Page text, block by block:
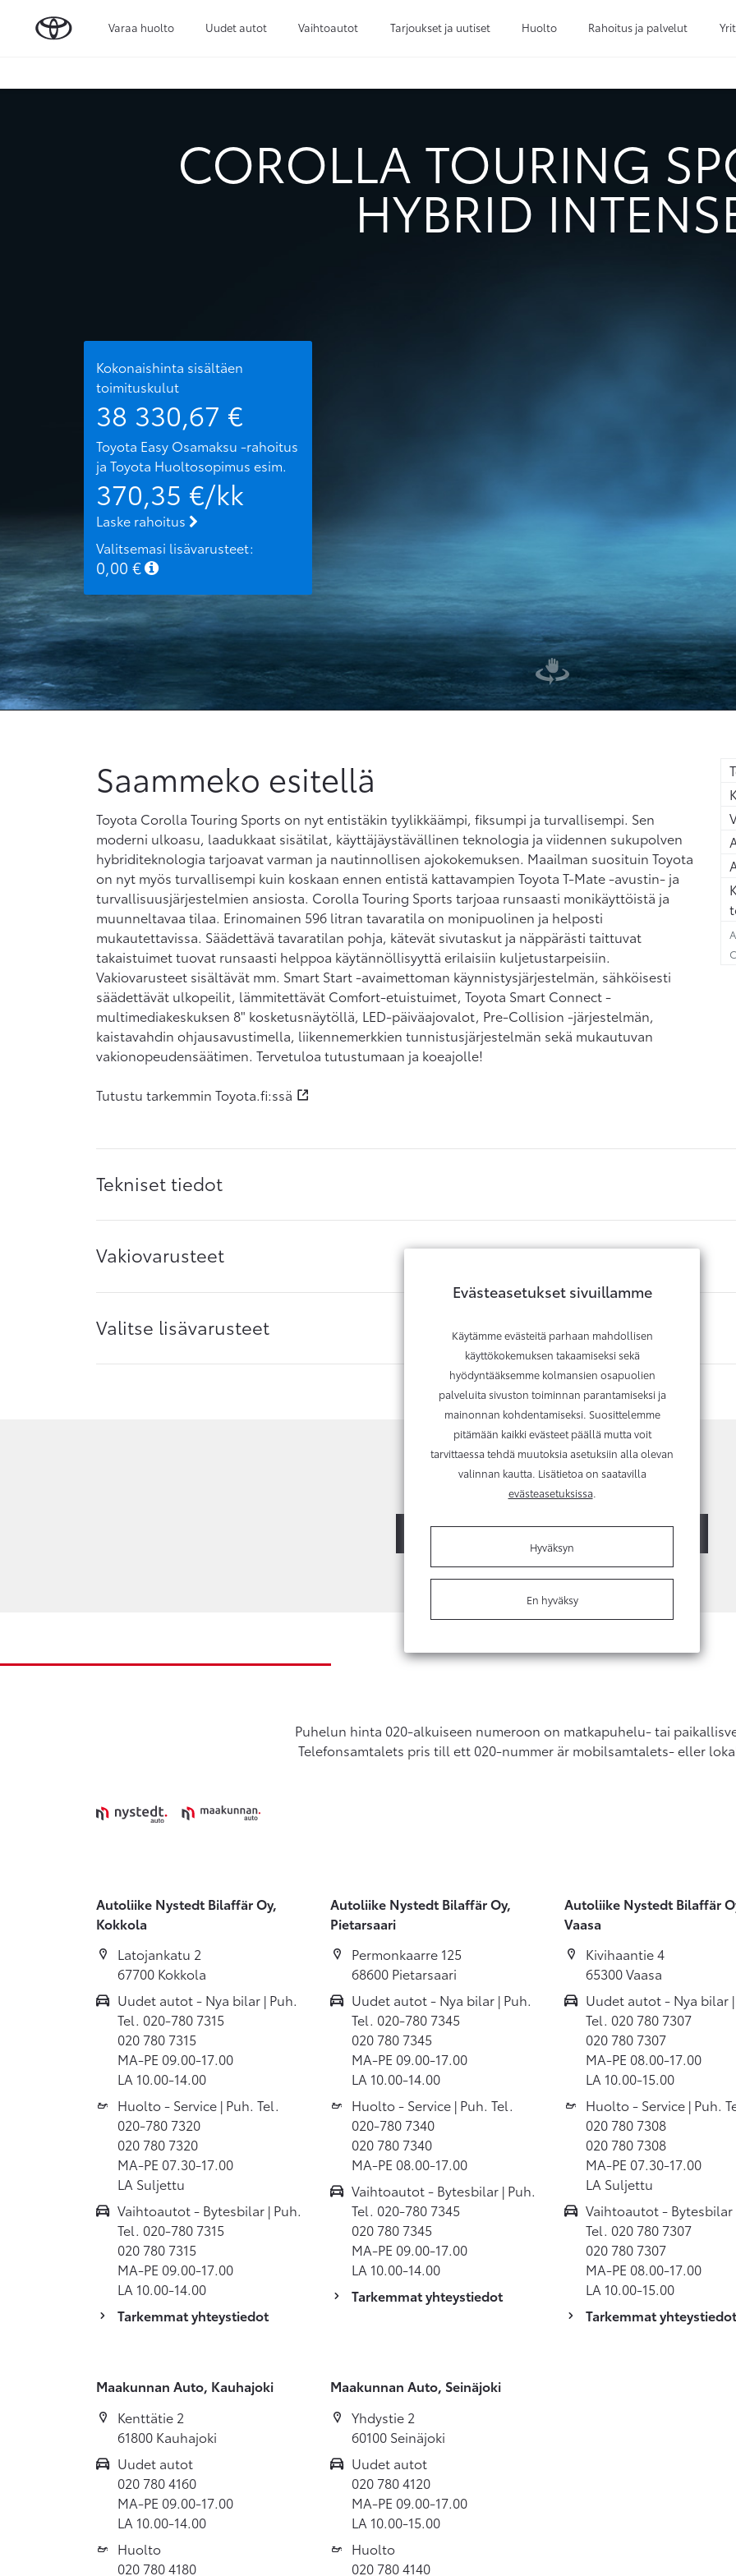
Varaa huolto Uudet autot Vaihtoautot Tarjoukset ja uutiset Huolto Rahoitus ja palvelut
COROLLA TOURING
HYBRID
Kokonaishinta sisältäen
toimituskulut
38 330,67 €
Toyota Easy Osamaksu -rahoitus
ja Toyota Huoltosopimus esim.
370,35 €/kk
Laske rahoitus
Valitsemasi lisävarusteet:
0,00 €
Saammeko esitellä
Toyota Corolla Touring Sports on nyt entistäkin tyylikkäämpi, fiksumpi ja turvallisempi. Sen
moderni ulkoasu, laadukkaat sisätilat, käyttäjäystävällinen teknologia ja viidennen sukupolven
hybriditeknologia tarjoavat varman ja nautinnollisen ajokokemuksen. Maailman suosituin Toyota
on nyt myös turvallisempi kuin koskaan ennen entistä kattavampien Toyota T-Mate -avustin- ja
turvallisuusjärjestelmien ansiosta. Corolla Touring Sports tarjoaa runsaasti monikäyttöistä ja
muunneltavaa tilaa. Erinomainen 596 litran tavaratila on monipuolinen ja helposti
mukautettavissa. Säädettävä tavaratilan pohja, kätevät sivutaskut ja näppärästi taittuvat
takaistuimet tuovat runsaasti helppoa käytännöllisyyttä erilaisiin kuljetustarpeisiin.
Vakiovarusteet sisältävät mm. Smart Start -avaimettoman käynnistysjärjestelmän, sähköisesti
säädettävät ulkopeilit, lämmitettävät Comfort-etuistuimet, Toyota Smart Connect -
multimediakeskuksen 8" kosketusnäytöllä, LED-päiväajovalot, Pre-Collision -järjestelmän,
kaistavahdin ohjausavustimella, liikennemerkkien tunnistusjärjestelmän sekä mukautuvan
vakionopeudensäätimen. Tervetuloa tutustumaan ja koeajolle!
Tutustu tarkemmin Toyota.fi:ssä
Tekniset tiedot
Vakiovarusteet
Valitse lisävarusteet
Kysy lisätietoja tai vaihtotarjousta
Ota yhteyttä Myyjien yhteystiedot
Puhelun hinta 020-alkuiseen numeroon on matkapuhelu- tai
Telefonsamtalets pris till ett 020-nummer är mobilsamtalets- eller
Autoliike Nystedt Bilaffär Oy,
Kokkola
Latojankatu 2
67700 Kokkola
Uudet autot - Nya bilar | Puh.
Tel. 020-780 7315
020 780 7315
MA-PE 09.00-17.00
LA 10.00-14.00
Huolto - Service | Puh. Tel.
020-780 7320
020 780 7320
MA-PE 07.30-17.00
LA Suljettu
Vaihtoautot - Bytesbilar | Puh.
Tel. 020-780 7315
020 780 7315
MA-PE 09.00-17.00
LA 10.00-14.00
Tarkemmat yhteystiedot
Autoliike Nystedt Bilaffär Oy,
Pietarsaari
Permonkaarre 125
68600 Pietarsaari
Uudet autot - Nya bilar | Puh.
Tel. 020-780 7345
020 780 7345
MA-PE 09.00-17.00
LA 10.00-14.00
Huolto - Service | Puh. Tel.
020-780 7340
020 780 7340
MA-PE 08.00-17.00
Vaihtoautot - Bytesbilar | Puh.
Tel. 020-780 7345
020 780 7345
MA-PE 09.00-17.00
LA 10.00-14.00
Tarkemmat yhteystiedot
Autoliike Nystedt Bilaffär
Vaasa
Kivihaantie 4
65300 Vaasa
Uudet autot - Nya bilar |
Tel. 020 780 7307
020 780 7307
MA-PE 08.00-17.00
LA 10.00-15.00
Huolto - Service | Puh.
020 780 7308
020 780 7308
MA-PE 07.30-17.00
LA Suljettu
Vaihtoautot - Bytesbilar
Tel. 020 780 7307
020 780 7307
MA-PE 08.00-17.00
LA 10.00-15.00
Tarkemmat yhteystiedot
Maakunnan Auto, Kauhajoki
Kenttätie 2
61800 Kauhajoki
Uudet autot
020 780 4160
MA-PE 09.00-17.00
LA 10.00-14.00
Huolto
020 780 4180
Maakunnan Auto, Seinäjoki
Yhdystie 2
60100 Seinäjoki
Uudet autot
020 780 4120
MA-PE 09.00-17.00
LA 10.00-15.00
Huolto
020 780 4140
Evästeasetukset sivuillamme
Käytämme evästeitä parhaan mahdollisen
käyttökokemuksen takaamiseksi sekä
hyödyntääksemme kolmansien osapuolien
palveluita sivuston toiminnan parantamiseksi ja
mainonnan kohdentamiseksi. Suosittelemme
pitämään kaikki evästeet päällä mutta voit
tarvittaessa tehdä muutoksia asetuksiin alla olevan
valinnan kautta. Lisätietoa on saatavilla
evästeasetuksissa.
Hyväksyn
En hyväksy